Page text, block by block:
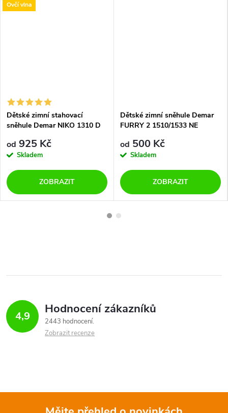
Ovčí vlna
Dětské zimní stahovací
sněhule Demar NIKO 1310 D
od 925 Kč
Skladem
ZOBRAZIT
Dětské zimní sněhule Demar
FURRY 2 1510/1533 NE
od 500 Kč
Skladem
ZOBRAZIT
4,9 Hodnocení zákazníků
2443 hodnocení
Zobrazit recenze